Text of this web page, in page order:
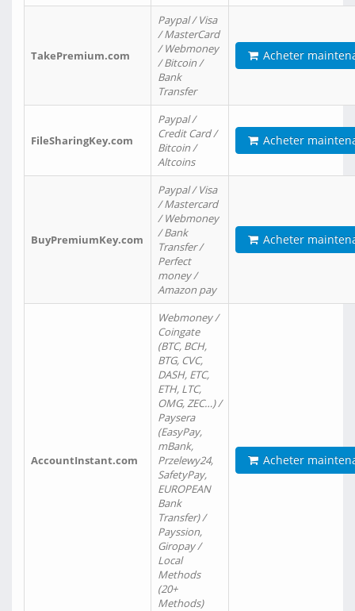
TakePremium.com
Paypal / Visa
/ MasterCard
/ Webmoney
/ Bitcoin /
Bank
Transfer
Acheter
FileSharingKey.com
Paypal /
Credit Card /
Bitcoin /
Altcoins
Acheter
BuyPremiumKey.com
Paypal / Visa
/ Mastercard
/ Webmoney
/ Bank
Transfer /
Perfect
money /
Amazon pay
Acheter
AccountInstant.com
Webmoney /
Coingate
(BTC, BCH,
BTG, CVC,
DASH, ETC,
ETH, LTC,
OMG, ZEC…) /
Paysera
(EasyPay,
mBank,
Przelewy24,
SafetyPay,
EUROPEAN
Bank
Transfer) /
Payssion,
Giropay /
Local
Methods
(20+
Methods)
Acheter